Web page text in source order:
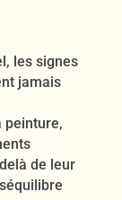
les signes
jamais
peinture,
de leur